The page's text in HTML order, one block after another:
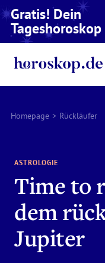
Gratis! Dein
Tageshoroskop
Homepage > Rückläufer
ASTROLOGIE
Time to
dem
Jupiter